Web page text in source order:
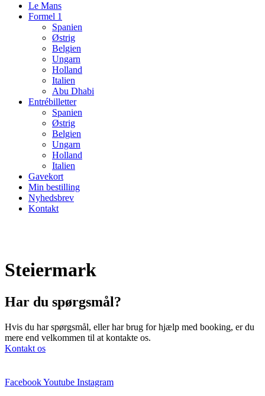
Le Mans
Formel 1
Spanien
Østrig
Belgien
Ungarn
Holland
Italien
Abu Dhabi
Entrébilletter
Spanien
Østrig
Belgien
Ungarn
Holland
Italien
Gavekort
Min bestilling
Nyhedsbrev
Kontakt
Steiermark
Har du spørgsmål?
Hvis du har spørgsmål, eller har brug for hjælp med booking, er du
mere end velkommen til at kontakte os.
Kontakt os
FacebookYoutube Instagram